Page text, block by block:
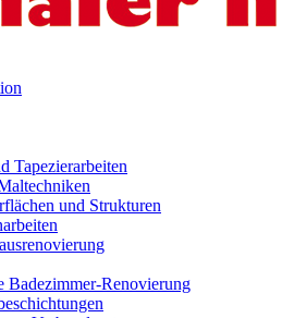
Tapezierarbeiten
und Strukturen
Badezimmer-Renovierung